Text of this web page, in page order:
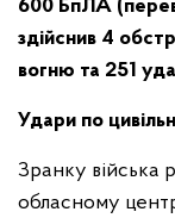
600 БпЛА
здійснив 4
вогню та 251
Удари по
Зранку війська
обласному